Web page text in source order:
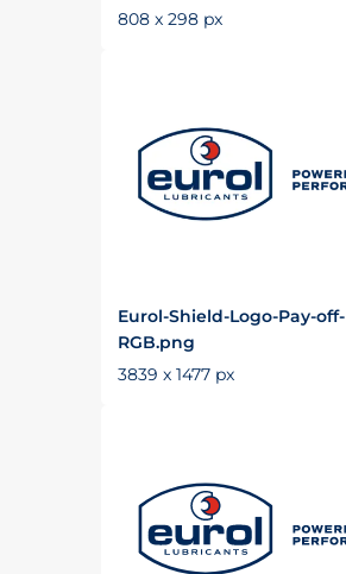
808 x 298 px
Eurol-Shield-Logo-Pay-off-
RGB.png
3839 x 1477 px